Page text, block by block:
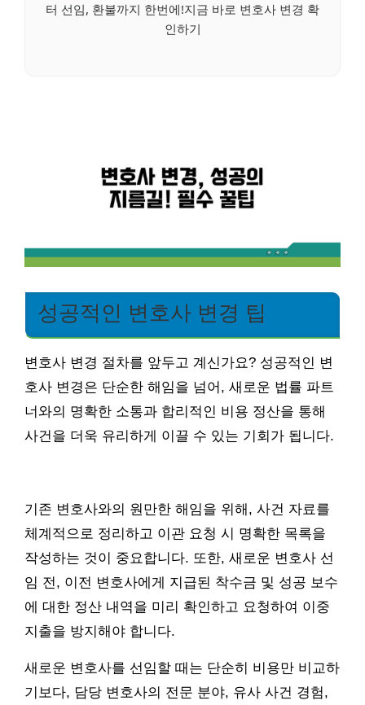
터 선임, 환불까지 한번에!지금 바로 변호사 변경 확
인하기
성공적인 변호사 변경 팁
변호사 변경 절차를 앞두고 계신가요? 성공적인 변
호사 변경은 단순한 해임을 넘어, 새로운 법률 파트
너와의 명확한 소통과 합리적인 비용 정산을 통해
사건을 더욱 유리하게 이끌 수 있는 기회가 됩니다.
기존 변호사와의 원만한 해임을 위해, 사건 자료를
체계적으로 정리하고 이관 요청 시 명확한 목록을
작성하는 것이 중요합니다. 또한, 새로운 변호사 선
임 전, 이전 변호사에게 지급된 착수금 및 성공 보수
에 대한 정산 내역을 미리 확인하고 요청하여 이중
지출을 방지해야 합니다.
새로운 변호사를 선임할 때는 단순히 비용만 비교하
기보다, 담당 변호사의 전문 분야, 유사 사건 경험,